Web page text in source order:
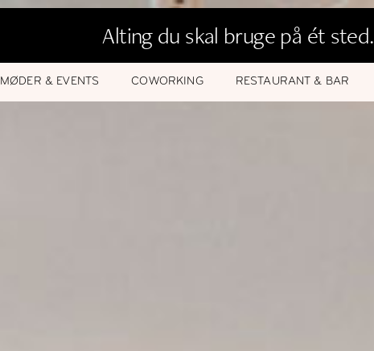
Alting du skal bruge på ét sted.
MØDER & EVENTS COWORKING RESTAURANT & BAR